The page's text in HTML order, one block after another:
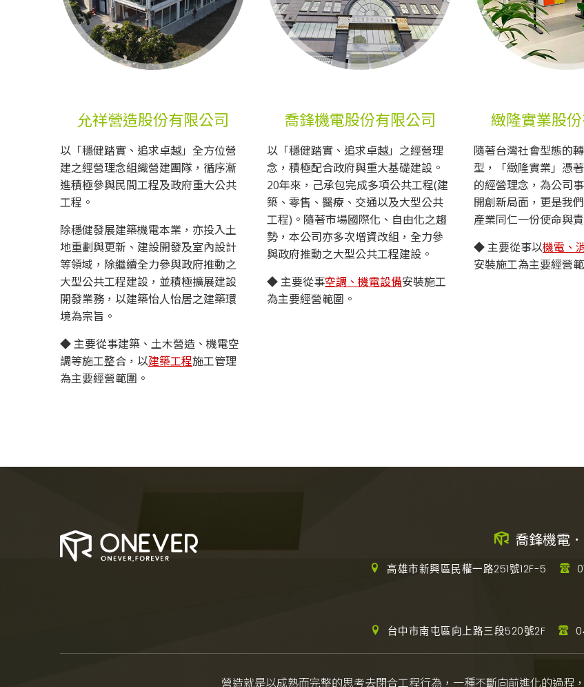
允祥營造股份有限公司
以「穩健踏實、追求卓越」全方位營
建之經營理念組織營建團隊，循序漸
進積極參與民間工程及政府重大公共
工程。
除穩健發展建築機電本業，亦投入土
地重劃與更新、建設開發及室內設計
等領域，除繼續全力參與政府推動之
大型公共工程建設，並積極擴展建設
開發業務，以建築怡人怡居之建築環
境為宗旨。
◆ 主要從事建築、土木營造、機電空
調等施工整合，以建築工程施工管理
為主要經營範圍。
喬鋒機電股份有限公司
以「穩健踏實、追求卓越」之經營理
念，積極配合政府與重大基礎建設。
20年來，己承包完成多項公共工程(建
築、零售、醫療、交通以及大型公共
工程)。隨著市場國際化、自由化之趨
勢，本公司亦多次增資改組，全力參
與政府推動之大型公共工程建設。
◆ 主要從事空調、機電設備安裝施工
為主要經營範圍。
緻隆實業股
隨著台灣社會型態的
型，「緻隆實業」憑著
的經營理念，為公司
開創新局面，更是我
產業同仁一份使命與
◆ 主要從事以機電、
安裝施工為主要經營
喬鋒機電
高雄市新興區民權一路251號12F-5
台中市南屯區向上路三段520號2F
營造就是以成熟而完整的思考去閉合工程行為，一種不斷向前進化的過程，